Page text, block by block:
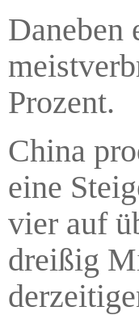
Daneben
Prozent.
China
eine
vier auf
dreißig